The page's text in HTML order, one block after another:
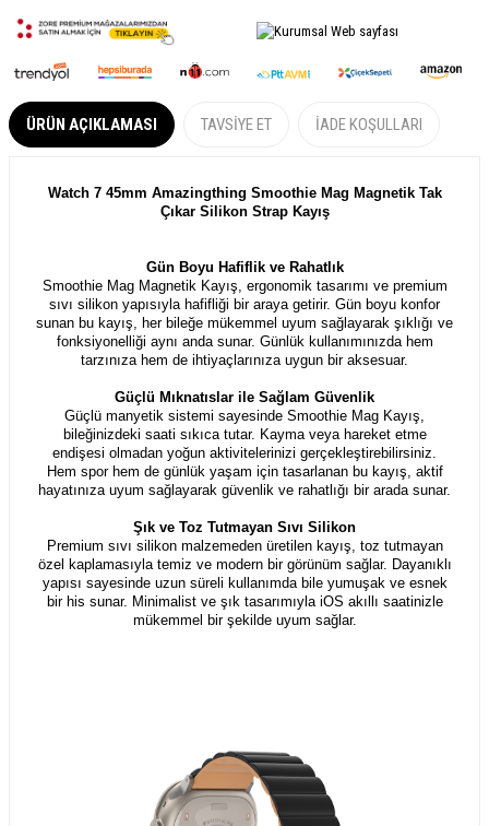
ÜRÜN AÇIKLAMASI TAVSIYE ET İADE KOŞULLARI
Watch 7 45mm Amazingthing Smoothie Mag Magnetik Tak
Çıkar Silikon Strap Kayış
Gün Boyu Hafiflik ve Rahatlık
Smoothie Mag Magnetik Kayış, ergonomik tasarımı ve premium
sıvı silikon yapısıyla hafifliği bir araya getirir. Gün boyu konfor
sunan bu kayış, her bileğe mükemmel uyum sağlayarak şıklığı ve
fonksiyonelliği aynı anda sunar. Günlük kullanımınızda hem
tarzınıza hem de ihtiyaçlarınıza uygun bir aksesuar.
Güçlü Mıknatıslar ile Sağlam Güvenlik
Güçlü manyetik sistemi sayesinde Smoothie Mag Kayış,
bileğinizdeki saati sıkıca tutar. Kayma veya hareket etme
endişesi olmadan yoğun aktivitelerinizi gerçekleştirebilirsiniz.
Hem spor hem de günlük yaşam için tasarlanan bu kayış, aktif
hayatınıza uyum sağlayarak güvenlik ve rahatlığı bir arada sunar.
Şık ve Toz Tutmayan Sıvı Silikon
Premium sıvı silikon malzemeden üretilen kayış, toz tutmayan
özel kaplamasıyla temiz ve modern bir görünüm sağlar. Dayanıklı
yapısı sayesinde uzun süreli kullanımda bile yumuşak ve esnek
bir his sunar. Minimalist ve şık tasarımıyla iOS akıllı saatinizle
mükemmel bir şekilde uyum sağlar.